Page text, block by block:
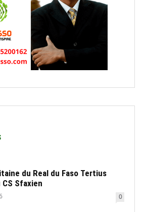
du Real du Faso Tertius
Sfaxien
0